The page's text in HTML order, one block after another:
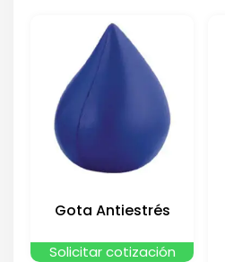
Gota Antiestrés
Solicitar cotización